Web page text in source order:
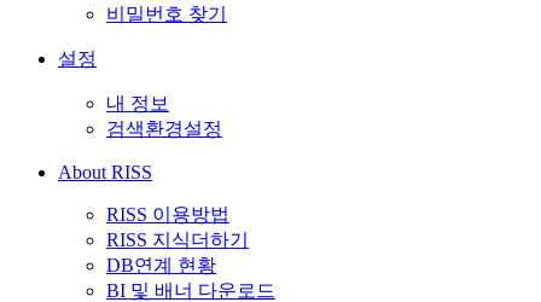
비밀번호 찾기
설정
내 정보
검색환경설정
About RISS
RISS 이용방법
RISS 지식더하기
DB연계 현황
BI 및 배너 다운로드